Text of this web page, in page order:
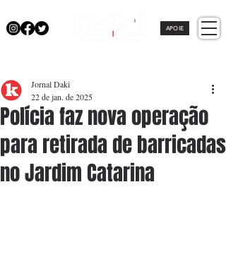
APOIE
Polícia faz nova operação
para retirada de barricadas
no Jardim Catarina
Jornal Daki
22 de jan. de 2025